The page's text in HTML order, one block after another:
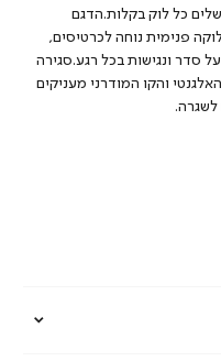
כל לוק בקלות.הדגם
פנימית נוחה לכרטיסים,
סדר ונגישות בכל רגע.סגירה
והקו המודרני מעניקים